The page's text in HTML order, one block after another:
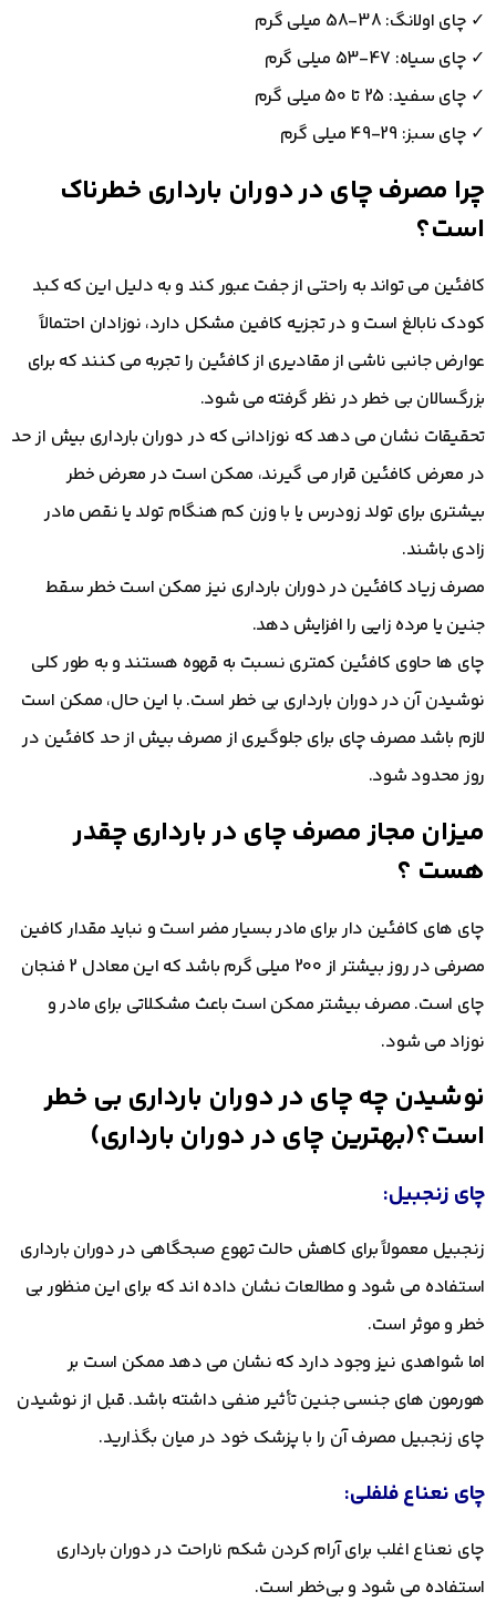
✓ چای اولانگ: 38-58 میلی گرم
✓ چای سیاه: 47-53 میلی گرم
✓ چای سفید: 25 تا 50 میلی گرم
✓ چای سبز: 29-49 میلی گرم
چرا مصرف چای در دوران بارداری خطرناک
است؟
کافئین می تواند به راحتی از جفت عبور کند و به دلیل این که کبد
کودک نابالغ است و در تجزیه کافین مشکل دارد، نوزادان احتمالاً
عوارض جانبی ناشی از مقادیری از کافئین را تجربه می کنند که برای
بزرگسالان بی خطر در نظر گرفته می شود.
تحقیقات نشان می دهد که نوزادانی که در دوران بارداری بیش از حد
در معرض کافئین قرار می گیرند، ممکن است در معرض خطر
بیشتری برای تولد زودرس یا با وزن کم هنگام تولد یا نقص مادر
زادی باشند.
مصرف زیاد کافئین در دوران بارداری نیز ممکن است خطر سقط
جنین یا مرده زایی را افزایش دهد.
چای ها حاوی کافئین کمتری نسبت به قهوه هستند و به طور کلی
نوشیدن آن در دوران بارداری بی خطر است. با این حال، ممکن است
لازم باشد مصرف چای برای جلوگیری از مصرف بیش از حد کافئین در
روز محدود شود.
میزان مجاز مصرف چای در بارداری چقدر
هست ؟
چای های کافئین دار برای مادر بسیار مضر است و نباید مقدار کافین
مصرفی در روز بیشتر از 200 میلی گرم باشد که این معادل 2 فنجان
چای است. مصرف بیشتر ممکن است باعث مشکلاتی برای مادر و
نوزاد می شود.
نوشیدن چه چای در دوران بارداری بی خطر
است؟(بهترین چای در دوران بارداری)
چای زنجبیل:
زنجبیل معمولاً برای کاهش حالت تهوع صبحگاهی در دوران بارداری
استفاده می شود و مطالعات نشان داده اند که برای این منظور بی
خطر و موثر است.
اما شواهدی نیز وجود دارد که نشان می‌ دهد ممکن است بر
هورمون‌ های جنسی جنین تأثیر منفی داشته باشد. قبل از نوشیدن
چای زنجبیل مصرف آن را با پزشک خود در میان بگذارید.
چای نعناع فلفلی:
چای نعناع اغلب برای آرام کردن شکم ناراحت در دوران بارداری
استفاده می‌ شود و بی‌خطر است.